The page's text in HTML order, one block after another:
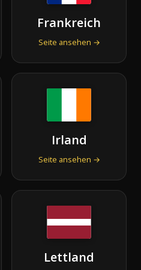
Frankreich
Seite ansehen →
Irland
Seite ansehen →
Lettland